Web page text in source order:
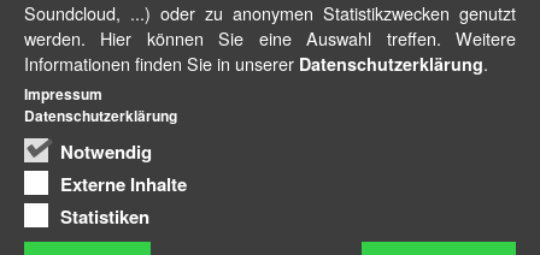
Soundcloud, ...) oder zu anonymen Statistikzwecken genutzt
werden. Hier können Sie eine Auswahl treffen. Weitere
Informationen finden Sie in unserer Datenschutzerklärung.
Notwendig
Externe Inhalte
Statistiken
Impressum
Datenschutzerklärung